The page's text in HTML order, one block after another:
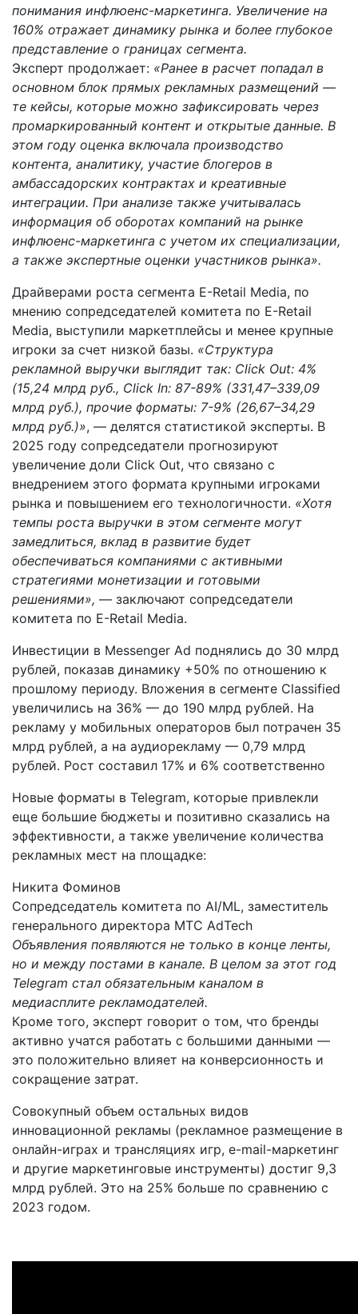
понимания инфлюенс-маркетинга. Увеличение на
160% отражает динамику рынка и более глубокое
представление о границах сегмента.
Эксперт продолжает: «Ранее в расчет попадал в
основном блок прямых рекламных размещений —
те кейсы, которые можно зафиксировать через
промаркированный контент и открытые данные. В
этом году оценка включала производство
контента, аналитику, участие блогеров в
амбассадорских контрактах и креативные
интеграции. При анализе также учитывалась
информация об оборотах компаний на рынке
инфлюенс-маркетинга с учетом их специализации,
а также экспертные оценки участников рынка».
Драйверами роста сегмента E-Retail Media, по
мнению сопредседателей комитета по E-Retail
Media, выступили маркетплейсы и менее крупные
игроки за счет низкой базы. «Структура
рекламной выручки выглядит так: Click Out: 4%
(15,24 млрд руб., Click In: 87-89% (331,47–339,09
млрд руб.), прочие форматы: 7-9% (26,67–34,29
млрд руб.)», — делятся статистикой эксперты. В
2025 году сопредседатели прогнозируют
увеличение доли Click Out, что связано с
внедрением этого формата крупными игроками
рынка и повышением его технологичности. «Хотя
темпы роста выручки в этом сегменте могут
замедлиться, вклад в развитие будет
обеспечиваться компаниями с активными
стратегиями монетизации и готовыми
решениями», — заключают сопредседатели
комитета по E-Retail Media.
Инвестиции в Messenger Ad поднялись до 30 млрд
рублей, показав динамику +50% по отношению к
прошлому периоду. Вложения в сегменте Classified
увеличились на 36% — до 190 млрд рублей. На
рекламу у мобильных операторов был потрачен 35
млрд рублей, а на аудиорекламу — 0,79 млрд
рублей. Рост составил 17% и 6% соответственно
Новые форматы в Telegram, которые привлекли
еще большие бюджеты и позитивно сказались на
эффективности, а также увеличение количества
рекламных мест на площадке:
Никита Фоминов
Сопредседатель комитета по AI/ML, заместитель
генерального директора МТС AdTech
Объявления появляются не только в конце ленты,
но и между постами в канале. В целом за этот год
Telegram стал обязательным каналом в
медиасплите рекламодателей.
Кроме того, эксперт говорит о том, что бренды
активно учатся работать с большими данными —
это положительно влияет на конверсионность и
сокращение затрат.
Совокупный объем остальных видов
инновационной рекламы (рекламное размещение в
онлайн-играх и трансляциях игр, e-mail-маркетинг
и другие маркетинговые инструменты) достиг 9,3
млрд рублей. Это на 25% больше по сравнению с
2023 годом.